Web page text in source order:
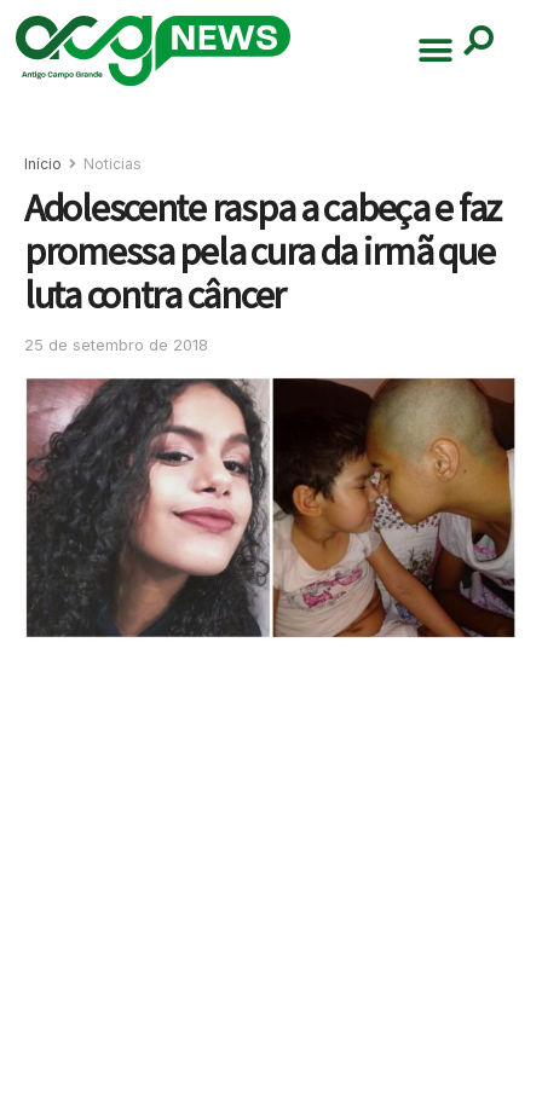
Início Noticias
Adolescente raspa a cabeça e faz
promessa pela cura da irmã que
luta contra câncer
25 de setembro de 2018